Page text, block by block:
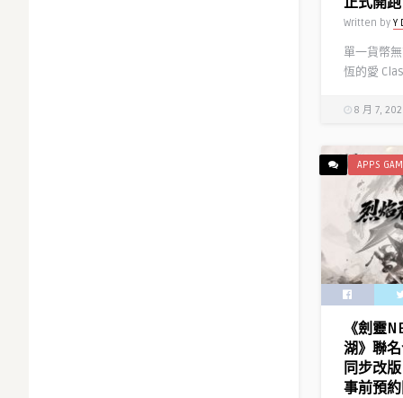
Written by Y
單一貨幣
恆的愛
8 月 7,
APPS
《劍靈
湖》聯
同步改
事前預